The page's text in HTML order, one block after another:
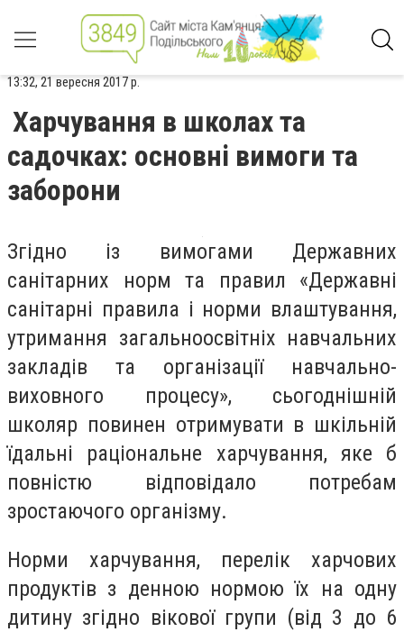
13:32, 21 вересня 2017 р.
Харчування в школах та
садочках: основні вимоги та
заборони
Згідно із вимогами Державних
санітарних норм та правил «Державні
санітарні правила і норми влаштування,
утримання загальноосвітніх навчальних
закладів та організації навчально-
виховного процесу», сьогоднішній
школяр повинен отримувати в шкільній
їдальні раціональне харчування, яке б
повністю відповідало потребам
зростаючого організму.
Норми харчування, перелік харчових
продуктів з денною нормою їх на одну
дитину згідно вікової групи (від 3 до 6